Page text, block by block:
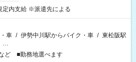
定内支給 ※派遣先による
車 / 伊勢中川駅からバイク・車 / 東松阪駅
…
ど ■勤務地選べます